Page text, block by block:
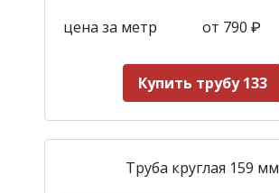
цена за метр от 790 ₽
Купить трубу 133
Труба круглая 159 мм